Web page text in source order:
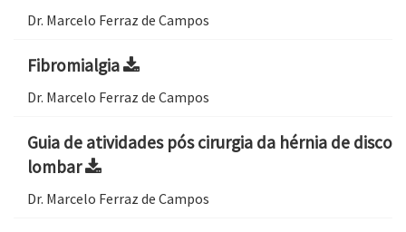
Dr. Marcelo Ferraz de Campos
Fibromialgia
Dr. Marcelo Ferraz de Campos
Guia de atividades pós cirurgia da hérnia de disco
lombar
Dr. Marcelo Ferraz de Campos